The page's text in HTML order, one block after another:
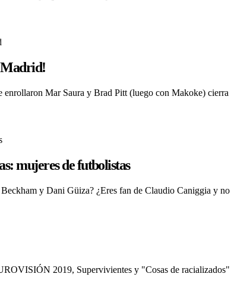
Madrid!
enrollaron Mar Saura y Brad Pitt (luego con Makoke)
mujeres de futbolistas
y Dani Güiza? ¿Eres fan de Claudio Caniggia y no